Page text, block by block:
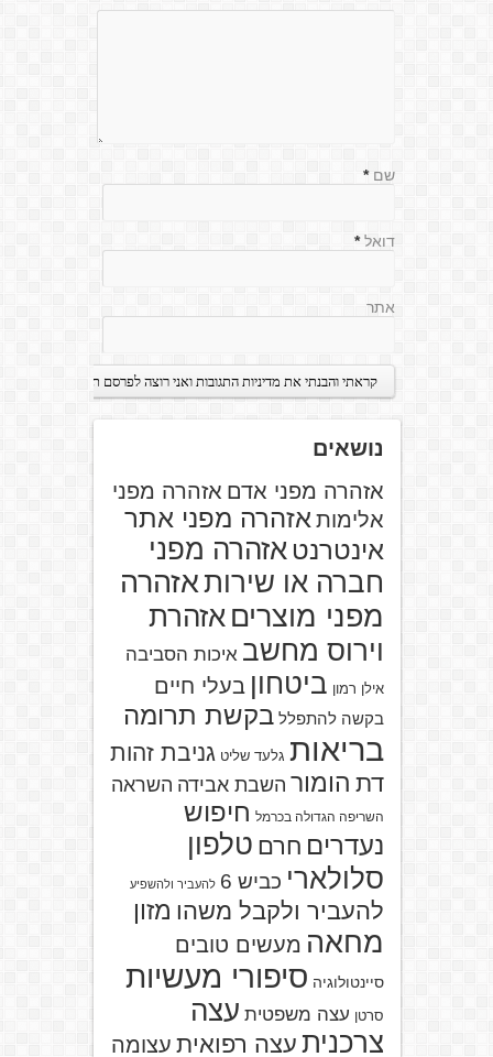
שם *
דואל *
אתר
נושאים
אזהרה מפני אדם אזהרה מפני
אלימות אזהרה מפני אתר
אינטרנט אזהרה מפני
חברה או שירותאזהרה
מפני מוצרים אזהרת
וירוס מחשב איכות הסביבה
אילן רמון ביטחון בעלי חיים
בקשה להתפלל בקשת תרומה
בריאות גלעד שליט גניבת זהות
דת הומור השבת אבידה השראה
השריפה הגדולה בכרמל חיפוש
נעדרים חרם טלפון
סלולארי כביש 6 להעביר ולהשפיע
להעביר ולקבל משהו מזון
מחאה מעשים טובים
סיינטולוגיה סיפורי מעשיות
סרטן עצה משפטית עצה
צרכנית עצה רפואית עצומה